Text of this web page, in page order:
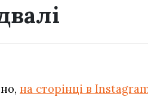
на сторінці в